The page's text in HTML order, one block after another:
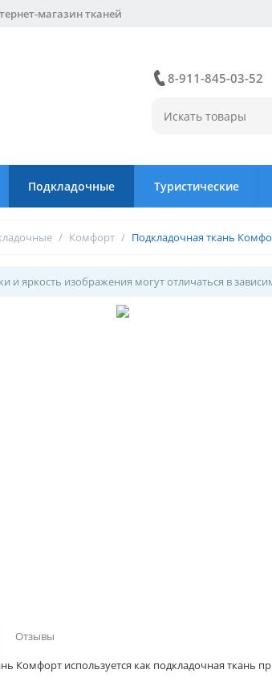
магазин тканей
8-911-845-03-52
Подкладочные Туристические
/ Комфорт / Подкладочная ткань
и яркость изображения могут отличаться в
Отзывы
Комфорт используется как подкладочная